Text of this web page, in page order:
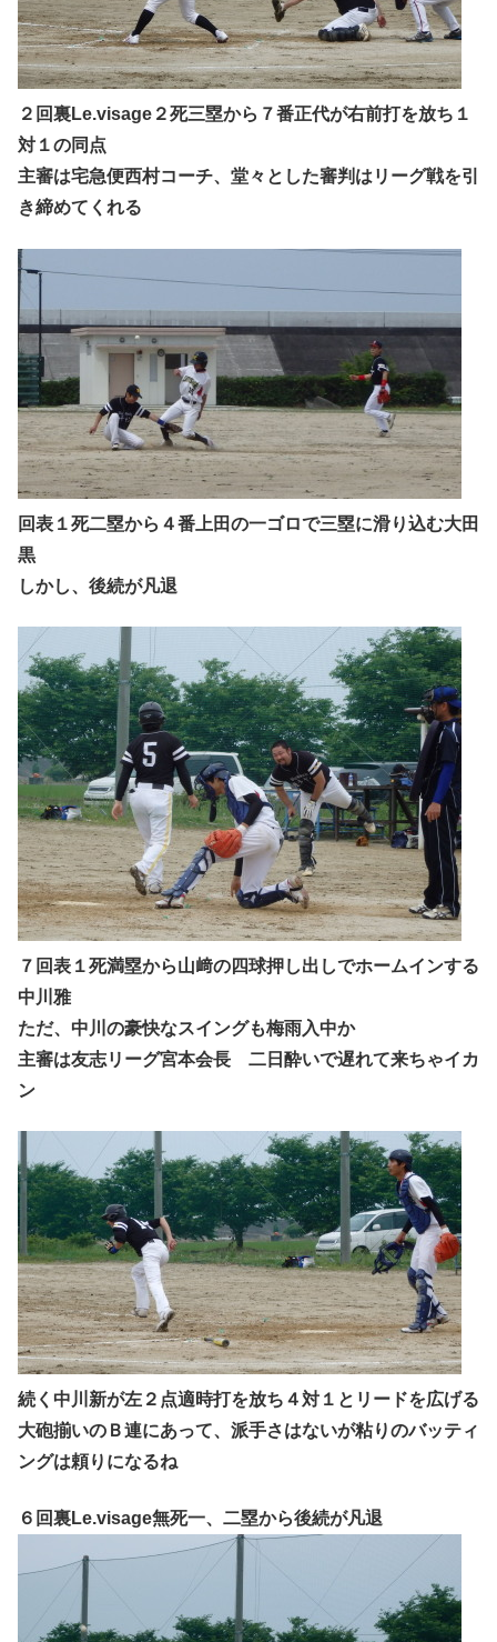
２回裏Le.visage２死三塁から７番正代が右前打を放ち１
対１の同点
主審は宅急便西村コーチ、堂々とした審判はリーグ戦を引
き締めてくれる
回表１死二塁から４番上田の一ゴロで三塁に滑り込む大田
黒
しかし、後続が凡退
７回表１死満塁から山﨑の四球押し出しでホームインする
中川雅
ただ、中川の豪快なスイングも梅雨入中か
主審は友志リーグ宮本会長 二日酔いで遅れて来ちゃイカ
ン
続く中川新が左２点適時打を放ち４対１とリードを広げる
大砲揃いのＢ連にあって、派手さはないが粘りのバッティ
ングは頼りになるね
６回裏Le.visage無死一、二塁から後続が凡退